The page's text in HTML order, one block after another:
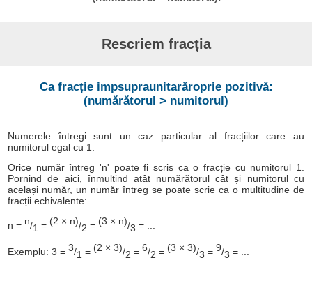
Rescriem fracția
Ca fracție impsupraunitarăroprie pozitivă:
(numărătorul > numitorul)
Numerele întregi sunt un caz particular al fracțiilor care au
numitorul egal cu 1.
Orice număr întreg 'n' poate fi scris ca o fracție cu numitorul 1.
Pornind de aici, înmulțind atât numărătorul cât și numitorul cu
același număr, un număr întreg se poate scrie ca o multitudine de
fracții echivalente:
n = n/1 = (2 × n)/2 = (3 × n)/3 = ...
Exemplu: 3 =3/1 = (2 × 3)/2 =6/2 = (3 × 3)/3 = 9/3 = ...